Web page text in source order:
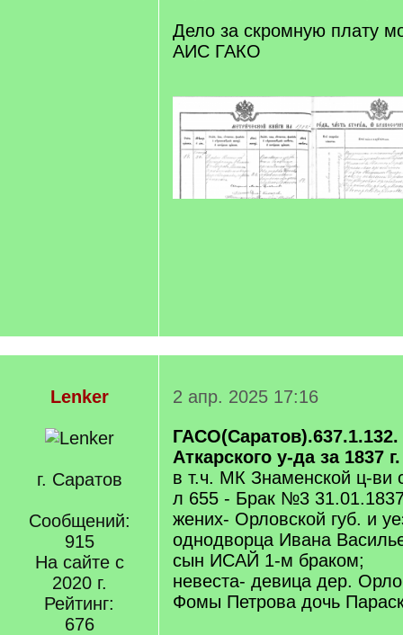
Дело за скромную плату
АИС ГАКО
Lenker
г. Саратов
Сообщений:
915
На сайте с
2020 г.
Рейтинг:
676
2 апр. 2025 17:16
Аткарского у-да за 1837 г.
в т.ч. МК Знаменской ц-ви
л 655 - Брак №3
жених- Орловской губ. и
однодворца Ивана
сын ИСАЙ 1-м браком;
невеста- девица дер.
Фомы Петрова дочь